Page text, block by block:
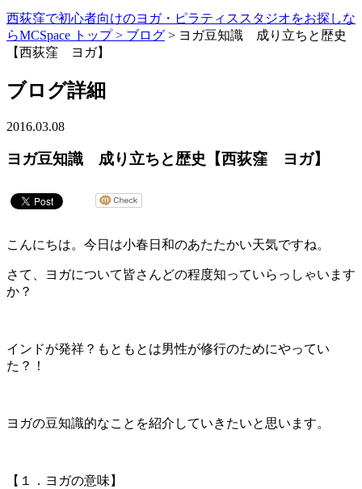
西荻窪で初心者向けのヨガ・ピラティススタジオをお探しな
らMCSpace トップ > ブログ > ヨガ豆知識 成り立ちと歴史
【西荻窪 ヨガ】
ブログ詳細
2016.03.08
ヨガ豆知識 成り立ちと歴史【西荻窪 ヨガ】
こんにちは。今日は小春日和のあたたかい天気ですね。
さて、ヨガについて皆さんどの程度知っていらっしゃいます
か？
インドが発祥？もともとは男性が修行のためにやってい
た？！
ヨガの豆知識的なことを紹介していきたいと思います。
【１．ヨガの意味】